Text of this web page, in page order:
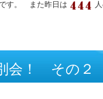
す。 また昨日は
会！ その２